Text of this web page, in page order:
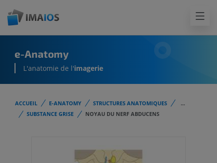
e-Anatomy
L'anatomie de l'imagerie
ACCUEIL E-ANATOMY STRUCTURES ANATOMIQUES
...
SUBSTANCE GRISE
NOYAU DU NERF ABDUCENS